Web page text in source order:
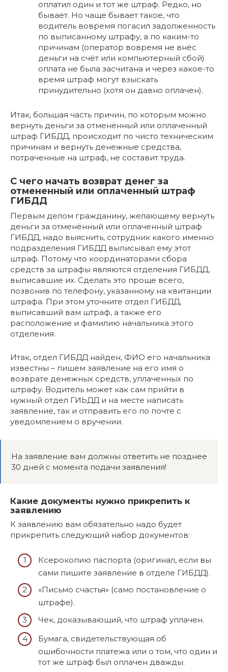
оплатил один и тот же штраф. Редко, но
бывает. Но чаще бывает такое, что
водитель вовремя погасил задолженность
по выписанному штрафу, а по каким-то
причинам (оператор вовремя не внёс
деньги на счёт или компьютерный сбой)
оплата не была засчитана и через какое-то
время штраф могут взыскать
принудительно (хотя он давно оплачен).
Итак, большая часть причин, по которым можно
вернуть деньги за отменённый или оплаченный
штраф ГИБДД, происходит по чисто техническим
причинам и вернуть денежные средства,
потраченные на штраф, не составит труда.
С чего начать возврат денег за
отмененный или оплаченный штраф
ГИБДД
Первым делом гражданину, желающему вернуть
деньги за отменённый или оплаченный штраф
ГИБДД, надо выяснить, сотрудник какого именно
подразделения ГИБДД выписывал ему этот
штраф. Потому что координаторами сбора
средств за штрафы являются отделения ГИБДД,
выписавшие их. Сделать это проще всего,
позвонив по телефону, указанному на квитанции
штрафа. При этом уточните отдел ГИБДД,
выписавший вам штраф, а также его
расположение и фамилию начальника этого
отделения.
Итак, отдел ГИБДД найден, ФИО его начальника
известны – пишем заявление на его имя о
возврате денежных средств, уплаченных по
штрафу. Водитель может как сам прийти в
нужный отдел ГИЬДД и на месте написать
заявление, так и отправить его по почте с
уведомлением о вручении.
На заявление вам должны ответить не позднее
30 дней с момента подачи заявления!
Какие документы нужно прикрепить к
заявлению
К заявлению вам обязательно надо будет
прикрепить следующий набор документов:
Ксерокопию паспорта (оригинал, если вы
сами пишите заявление в отделе ГИБДД).
«Письмо счастья» (само постановление о
штрафе).
Чек, доказывающий, что штраф уплачен.
Бумага, свидетельствующая об
ошибочности платежа или о том, что один и
тот же штраф был оплачен дважды.